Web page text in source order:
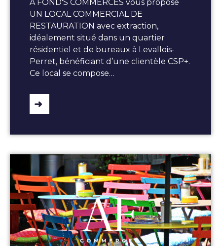
À FOND'S COMMERCES vous propose
UN LOCAL COMMERCIAL DE
RESTAURATION avec extraction,
idéalement situé dans un quartier
résidentiel et de bureaux à Levallois-
Perret, bénéficiant d’une clientèle CSP+.
Ce local se compose…